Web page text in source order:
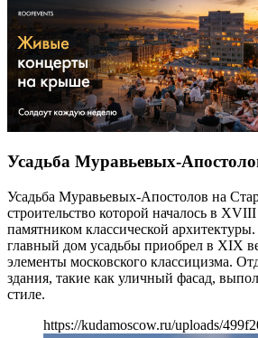
Усадьба Муравьевых-
Усадьба Муравьевых-Апостолов на
строительство которой началось в XVIII
памятником классической
главный дом усадьбы приобрел в XIX
элементы московского классицизма.
здания, такие как уличный фасад,
стиле.
https://kudamoscow.ru/uploads/